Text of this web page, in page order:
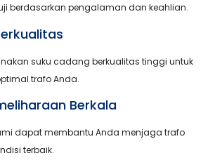
berdasarkan pengalaman dan keahlian.
suku cadang berkualitas tinggi untuk
trafo Anda.
Berkala
dapat membantu Anda menjaga trafo
terbaik.